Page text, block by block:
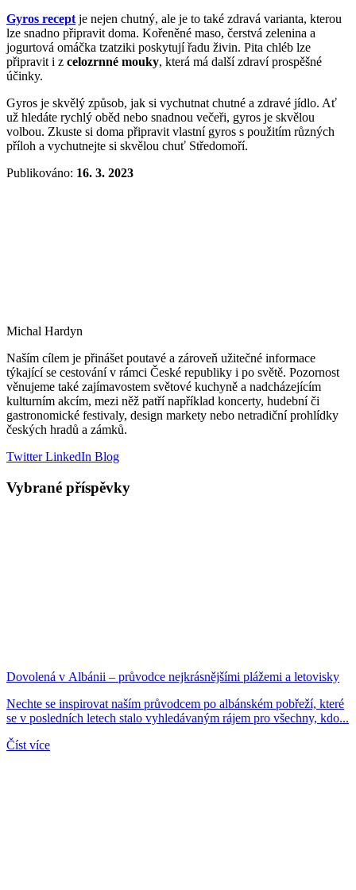
Gyros recept je nejen chutný, ale je to také zdravá varianta, kterou
lze snadno připravit doma. Kořeněné maso, čerstvá zelenina a
jogurtová omáčka tzatziki poskytují řadu živin. Pita chléb lze
připravit i z celozrnné mouky, která má další zdraví prospěšné
účinky.
Gyros je skvělý způsob, jak si vychutnat chutné a zdravé jídlo. Ať
už hledáte rychlý oběd nebo snadnou večeři, gyros je skvělou
volbou. Zkuste si doma připravit vlastní gyros s použitím různých
příloh a vychutnejte si skvělou chuť Středomoří.
Publikováno: 16. 3. 2023
Michal Hardyn
Naším cílem je přinášet poutavé a zároveň užitečné informace
týkající se cestování v rámci České republiky i po světě. Pozornost
věnujeme také zajímavostem světové kuchyně a nadcházejícím
kulturním akcím, mezi něž patří například koncerty, hudební či
gastronomické festivaly, design markety nebo netradiční prohlídky
českých hradů a zámků.
TwitterLinkedIn Blog
Vybrané příspěvky
Dovolená v Albánii – průvodce nejkrásnějšími plážemi a letovisky
Nechte se inspirovat naším průvodcem po albánském pobřeží, které
se v posledních letech stalo vyhledávaným rájem pro všechny, kdo...
Číst více